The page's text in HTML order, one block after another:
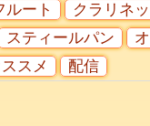
ルート
クラリネ
スティールパン
スメ
配信